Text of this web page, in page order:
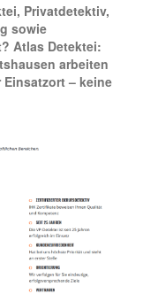
Privatdetektiv,
sowie
Atlas Detektei:
arbeiten
– keine